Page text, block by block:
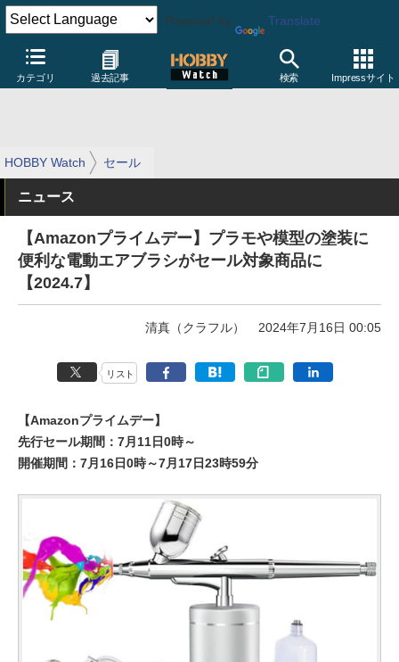
Powered by Translate
カテゴリ 過去記事 検索 Impressサイト
HOBBY Watch セール
ニュース
【Amazonプライムデー】プラモや模型の塗装に
便利な電動エアブラシがセール対象商品に
【2024.7】
清真（クラフル） 2024年7月16日 00:05
リスト
【Amazonプライムデー】
先行セール期間：7月11日0時～
開催期間：7月16日0時～7月17日23時59分